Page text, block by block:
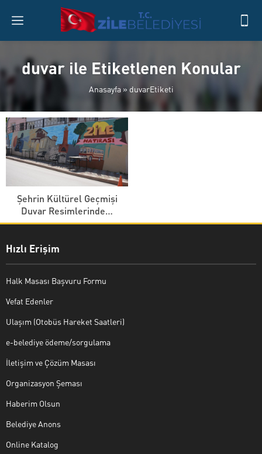
duvar ile Etiketlenen Konular
Anasayfa» duvarEtiketi
Şehrin Kültürel Geçmişi
Duvar Resimlerinde…
Hızlı Erişim
Halk Masası Başvuru Formu
Vefat Edenler
Ulaşım (Otobüs Hareket Saatleri)
e-belediye ödeme/sorgulama
İletişim ve Çözüm Masası
Organizasyon Şeması
Haberim Olsun
Belediye Anons
Online Katalog